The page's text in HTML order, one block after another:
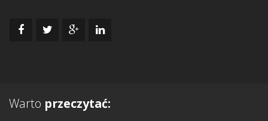
Warto przeczytać: